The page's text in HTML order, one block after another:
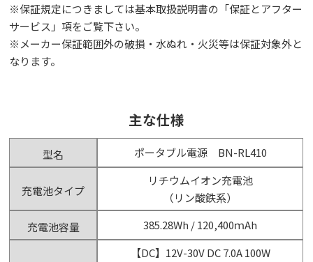
※保証規定につきましては基本取扱説明書の「保証とアフター
サービス」項をご覧下さい。
※メーカー保証範囲外の破損・水ぬれ・火災等は保証対象外と
なります。
主な仕様
型名 ポータブル電源 BN-RL410
充電池タイプ
リチウムイオン充電池
（リン酸鉄系）
充電池容量
385.28Wh / 120,400ｍAh
【DC】12V-30V DC 7.0A 100W